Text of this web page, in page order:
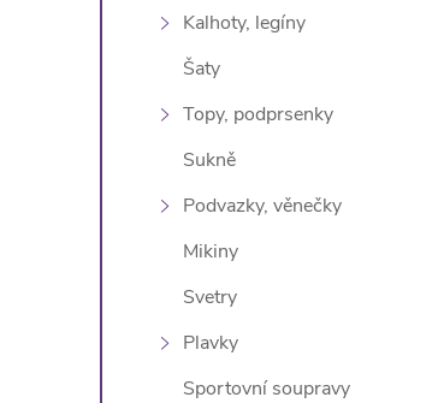
Kalhoty, legíny
Šaty
Topy, podprsenky
Sukně
Podvazky, věnečky
Mikiny
Svetry
Plavky
Sportovní soupravy